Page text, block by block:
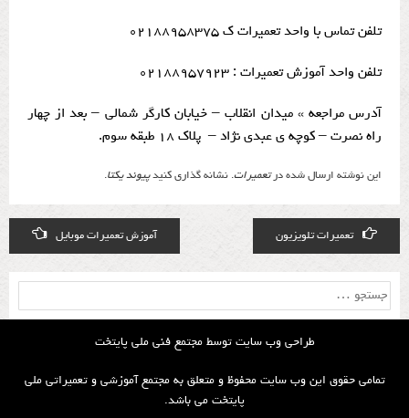
تلفن تماس با واحد تعمیرات ک ۰۲۱۸۸۹۵۸۳۷۵
تلفن واحد آموزش تعمیرات : ۰۲۱۸۸۹۵۷۹۲۳
آدرس مراجعه » میدان انقلاب – خیابان کارگر شمالی – بعد از چهار
راه نصرت – کوچه ی عبدی نژاد – پلاک ۱۸ طبقه سوم.
این نوشته ارسال شده درتعمیرات. نشانه گذاری کنیدپیوند یکتا.
Post
navigation
آموزش تعمیرات موبایل تعمیرات تلویزیون
جستجو
برای:
طراحی وب سایت توسطمجتمع فنی ملی پایتخت
تمامی حقوق این وب سایت محفوظ و متعلق به مجتمع آموزشی و تعمیراتی ملی
پایتخت می باشد.